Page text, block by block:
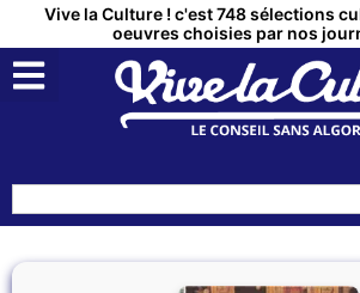
Vive la Culture ! c'est 748 sélections
oeuvres choisies par nos